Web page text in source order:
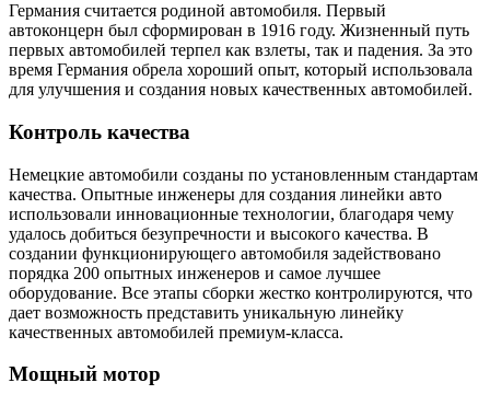
Германия считается родиной автомобиля. Первый
автоконцерн был сформирован в 1916 году. Жизненный путь
первых автомобилей терпел как взлеты, так и падения. За это
время Германия обрела хороший опыт, который использовала
для улучшения и создания новых качественных автомобилей.
Контроль качества
Немецкие автомобили созданы по установленным стандартам
качества. Опытные инженеры для создания линейки авто
использовали инновационные технологии, благодаря чему
удалось добиться безупречности и высокого качества. В
создании функционирующего автомобиля задействовано
порядка 200 опытных инженеров и самое лучшее
оборудование. Все этапы сборки жестко контролируются, что
дает возможность представить уникальную линейку
качественных автомобилей премиум-класса.
Мощный мотор